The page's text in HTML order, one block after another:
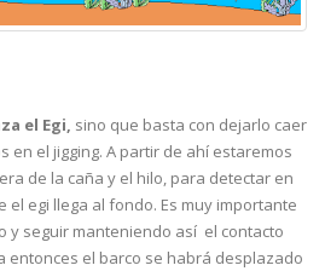
el Egi, sino que basta con dejarlo caer
en el jigging. A partir de ahí estaremos
de la caña y el hilo, para detectar en
el egi llega al fondo. Es muy importante
y seguir manteniendo así el contacto
entonces el barco se habrá desplazado